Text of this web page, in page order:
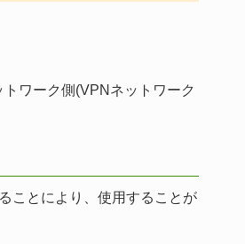
ワーク側(VPNネットワーク
ことにより、使用することが